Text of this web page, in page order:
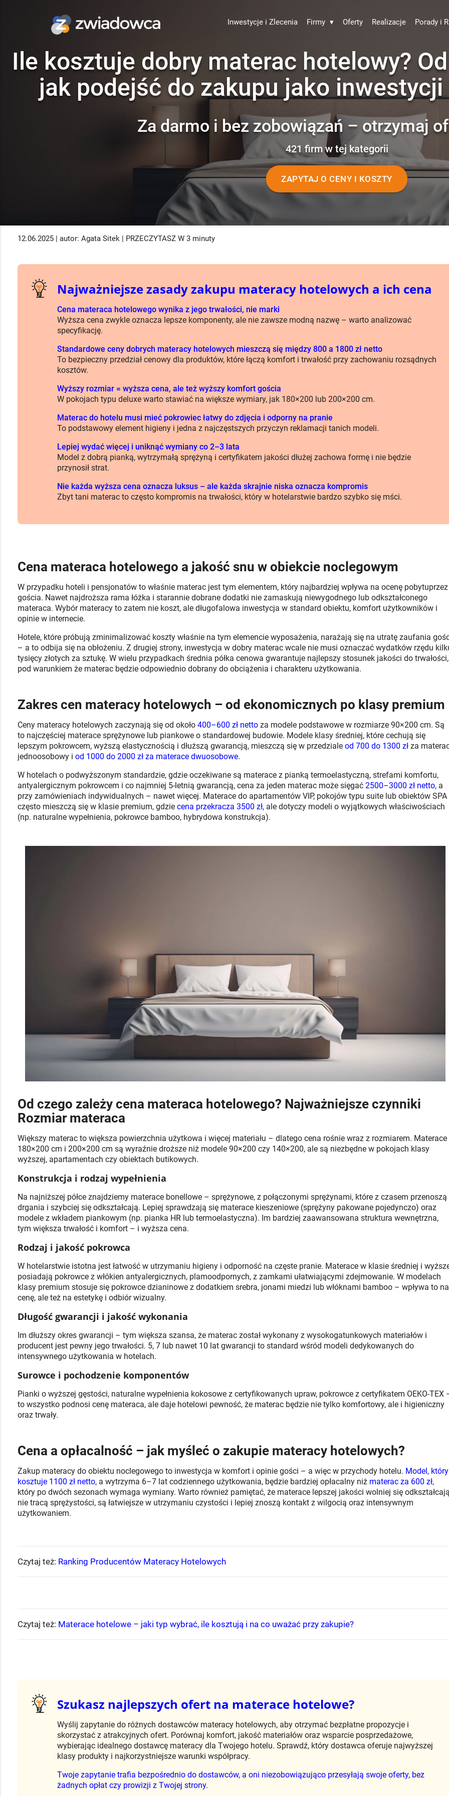
Inwestycje i Zlecenia Firmy ▾ Oferty Realizacje Porady i
Ile kosztuje dobry materac hotelowy?
jak podejść do zakupu jako
Za darmo i bez zobowiązań – otrzymaj
421 firm w tej kategorii
ZAPYTAJ O CENY I KOSZTY
12.06.2025 | autor: Agata Sitek | PRZECZYTASZ W 3 minuty
Najważniejsze zasady zakupu materacy hotelowych a ich cena
Cena materaca hotelowego wynika z jego trwałości, nie marki
Wyższa cena zwykle oznacza lepsze komponenty, ale nie zawsze modną nazwę – warto analizować
specyfikację.
Standardowe ceny dobrych materacy hotelowych mieszczą się między 800 a 1800 zł netto
To bezpieczny przedział cenowy dla produktów, które łączą komfort i trwałość przy zachowaniu rozsądnych
kosztów.
Wyższy rozmiar = wyższa cena, ale też wyższy komfort gościa
W pokojach typu deluxe warto stawiać na większe wymiary, jak 180×200 lub 200×200 cm.
Materac do hotelu musi mieć pokrowiec łatwy do zdjęcia i odporny na pranie
To podstawowy element higieny i jedna z najczęstszych przyczyn reklamacji tanich modeli.
Lepiej wydać więcej i uniknąć wymiany co 2–3 lata
Model z dobrą pianką, wytrzymałą sprężyną i certyfikatem jakości dłużej zachowa formę i nie będzie
przynosił strat.
Nie każda wyższa cena oznacza luksus – ale każda skrajnie niska oznacza kompromis
Zbyt tani materac to często kompromis na trwałości, który w hotelarstwie bardzo szybko się mści.
Cena materaca hotelowego a jakość snu w obiekcie noclegowym
W przypadku hoteli i pensjonatów to właśnie materac jest tym elementem, który najbardziej wpływa na ocenę pobytuprzez
gościa. Nawet najdroższa rama łóżka i starannie dobrane dodatki nie zamaskują niewygodnego lub odkształconego
materaca. Wybór materacy to zatem nie koszt, ale długofalowa inwestycja w standard obiektu, komfort użytkowników i
opinie w internecie.
Hotele, które próbują zminimalizować koszty właśnie na tym elemencie wyposażenia, narażają się na utratę zaufania
– a to odbija się na obłożeniu. Z drugiej strony, inwestycja w dobry materac wcale nie musi oznaczać wydatków rzędu
tysięcy złotych za sztukę. W wielu przypadkach średnia półka cenowa gwarantuje najlepszy stosunek jakości do trwałości,
pod warunkiem że materac będzie odpowiednio dobrany do obciążenia i charakteru użytkowania.
Zakres cen materacy hotelowych – od ekonomicznych po klasy premium
Ceny materacy hotelowych zaczynają się od około 400–600 zł netto za modele podstawowe w rozmiarze 90×200 cm. Są
to najczęściej materace sprężynowe lub piankowe o standardowej budowie. Modele klasy średniej, które cechują się
lepszym pokrowcem, wyższą elastycznością i dłuższą gwarancją, mieszczą się w przedziale od 700 do 1300 zł za
jednoosobowy i od 1000 do 2000 zł za materace dwuosobowe.
W hotelach o podwyższonym standardzie, gdzie oczekiwane są materace z pianką termoelastyczną, strefami komfortu,
antyalergicznym pokrowcem i co najmniej 5-letnią gwarancją, cena za jeden materac może sięgać 2500–3000 zł netto, a
przy zamówieniach indywidualnych – nawet więcej. Materace do apartamentów VIP, pokojów typu suite lub obiektów SPA
często mieszczą się w klasie premium, gdzie cena przekracza 3500 zł, ale dotyczy modeli o wyjątkowych właściwościach
(np. naturalne wypełnienia, pokrowce bamboo, hybrydowa konstrukcja).
Od czego zależy cena materaca hotelowego? Najważniejsze czynniki
Rozmiar materaca
Większy materac to większa powierzchnia użytkowa i więcej materiału – dlatego cena rośnie wraz z rozmiarem. Materace
180×200 cm i 200×200 cm są wyraźnie droższe niż modele 90×200 czy 140×200, ale są niezbędne w pokojach klasy
wyższej, apartamentach czy obiektach butikowych.
Konstrukcja i rodzaj wypełnienia
Na najniższej półce znajdziemy materace bonellowe – sprężynowe, z połączonymi sprężynami, które z czasem przenoszą
drgania i szybciej się odkształcają. Lepiej sprawdzają się materace kieszeniowe (sprężyny pakowane pojedynczo) oraz
modele z wkładem piankowym (np. pianka HR lub termoelastyczna). Im bardziej zaawansowana struktura wewnętrzna,
tym większa trwałość i komfort – i wyższa cena.
Rodzaj i jakość pokrowca
W hotelarstwie istotna jest łatwość w utrzymaniu higieny i odporność na częste pranie. Materace w klasie średniej i
posiadają pokrowce z włókien antyalergicznych, plamoodpornych, z zamkami ułatwiającymi zdejmowanie. W modelach
klasy premium stosuje się pokrowce dzianinowe z dodatkiem srebra, jonami miedzi lub włóknami bamboo – wpływa to na
cenę, ale też na estetykę i odbiór wizualny.
Długość gwarancji i jakość wykonania
Im dłuższy okres gwarancji – tym większa szansa, że materac został wykonany z wysokogatunkowych materiałów i
producent jest pewny jego trwałości. 5, 7 lub nawet 10 lat gwarancji to standard wśród modeli dedykowanych do
intensywnego użytkowania w hotelach.
Surowce i pochodzenie komponentów
Pianki o wyższej gęstości, naturalne wypełnienia kokosowe z certyfikowanych upraw, pokrowce z certyfikatem OEKO-TEX
to wszystko podnosi cenę materaca, ale daje hotelowi pewność, że materac będzie nie tylko komfortowy, ale i higieniczny
oraz trwały.
Cena a opłacalność – jak myśleć o zakupie materacy hotelowych?
Zakup materacy do obiektu noclegowego to inwestycja w komfort i opinie gości – a więc w przychody hotelu. Model, który
kosztuje 1100 zł netto, a wytrzyma 6–7 lat codziennego użytkowania, będzie bardziej opłacalny niż materac za 600 zł,
który po dwóch sezonach wymaga wymiany. Warto również pamiętać, że materace lepszej jakości wolniej się
nie tracą sprężystości, są łatwiejsze w utrzymaniu czystości i lepiej znoszą kontakt z wilgocią oraz intensywnym
użytkowaniem.
Czytaj też: Ranking Producentów Materacy Hotelowych
Czytaj też: Materace hotelowe – jaki typ wybrać, ile kosztują i na co uważać przy zakupie?
Szukasz najlepszych ofert na materace hotelowe?
Wyślij zapytanie do różnych dostawców materacy hotelowych, aby otrzymać bezpłatne propozycje i
skorzystać z atrakcyjnych ofert. Porównaj komfort, jakość materiałów oraz wsparcie posprzedażowe,
wybierając idealnego dostawcę materacy dla Twojego hotelu. Sprawdź, który dostawca oferuje najwyższej
klasy produkty i najkorzystniejsze warunki współpracy.
Twoje zapytanie trafia bezpośrednio do dostawców, a oni niezobowiązująco przesyłają swoje oferty, bez
żadnych opłat czy prowizji z Twojej strony.